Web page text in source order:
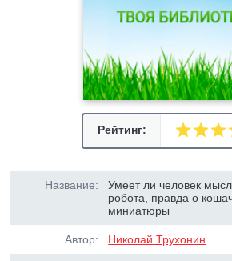
Рейтинг:
Название:
Умеет ли человек
робота, правда о
миниатюры
Автор: Николай Трухонин